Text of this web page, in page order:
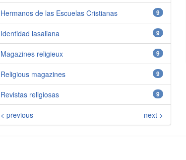
9
Hermanos de las Escuelas Cristianas
9
Identidad lasaliana
9
Magazines religieux
9
Religious magazines
9
Revistas religiosas
< previous next >